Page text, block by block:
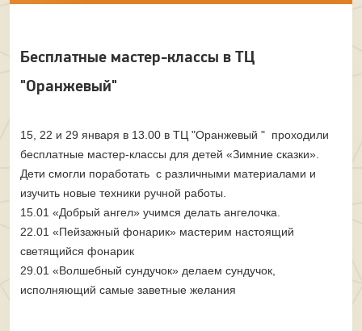
Бесплатные мастер-классы в ТЦ
"Оранжевый"
15, 22 и 29 января в 13.00 в ТЦ "Оранжевый " проходили
бесплатные мастер-классы для детей «Зимние сказки».
Дети смогли поработать с различными материалами и
изучить новые техники ручной работы.
15.01 «Добрый ангел» учимся делать ангелочка.
22.01 «Пейзажный фонарик» мастерим настоящий
светящийся фонарик
29.01 «Волшебный сундучок» делаем сундучок,
исполняющий самые заветные желания